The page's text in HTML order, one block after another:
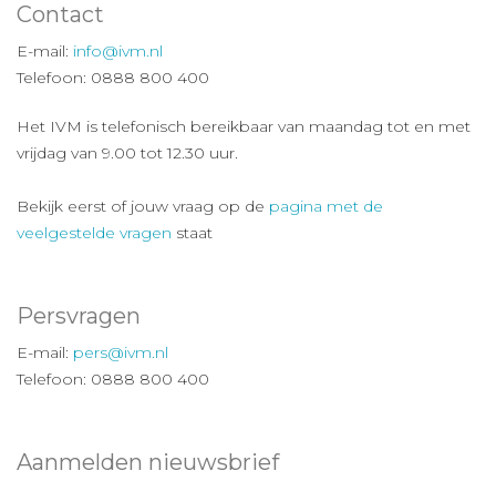
Contact
E-mail: info@ivm.nl
Telefoon: 0888 800 400
Het IVM is telefonisch bereikbaar van maandag tot en met
vrijdag van 9.00 tot 12.30 uur.
Bekijk eerst of jouw vraag op de pagina met de
veelgestelde vragen staat
Persvragen
E-mail: pers@ivm.nl
Telefoon: 0888 800 400
Aanmelden nieuwsbrief